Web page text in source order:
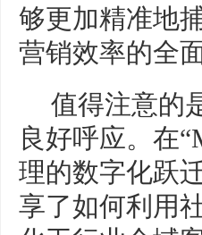
够更加精准地
营销效率的全
值得注意的
良好呼应。在
理的数字化跃
享了如何利用